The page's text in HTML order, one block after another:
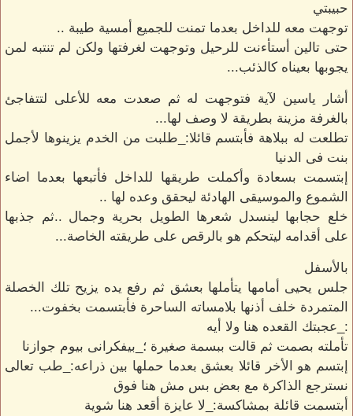
حبيبتي
توجهت معه للداخل بعدما تمنت للجميع أمسية طيبة ..
حتى تالين أستأءنت للرحيل وتوجهت لغرفتها ولكن لم تنتبه لمن
يجوبها بعيناه كالذئب...
أشار ياسين لآية فتوجهت له ثم صعدت معه للأعلى لتتفاجئ
بالغرفة مزينة بطريقة لا وصف لها...
تطلعت له ببلاهة فأبتسم قائلا:_طلبت من الخدم يزينوها لأجمل
بنت فى الدنيا
إبتسمت بسعادة وأكملت طريقها للداخل فأتبعها بعدما اضاء
الشموع والموسيقى الهادئة ليحقق وعده لها ..
خلع حجابها لينسدل شعرها الطويل بحرية وجمال ..ثم جذبها
على أقدامه ليتحكم هو بالرقص على طريقته الخاصة...
بالأسفل
جلس يحيى أمامها يتأملها بعشق ثم رفع يده يزيح تلك الخصلة
المتمردة خلف أذنها بلامساته الساحرة فأبتسمت بخفوت...
:_عجبتك القعده هنا ولا أيه
تأملته بصمت ثم قالت ببسمة صغيرة ؛_بيفكرانى بيوم جوازنا
إبتسم هو الأخر قائلا بعشق بعدما حملها بين ذراعه:_طب تعالى
نسترجع الذاكرة مع بعض بس مش هنا فوق
أبتسمت قائلة بمشاكسة:_لا عايزة أقعد هنا شوية